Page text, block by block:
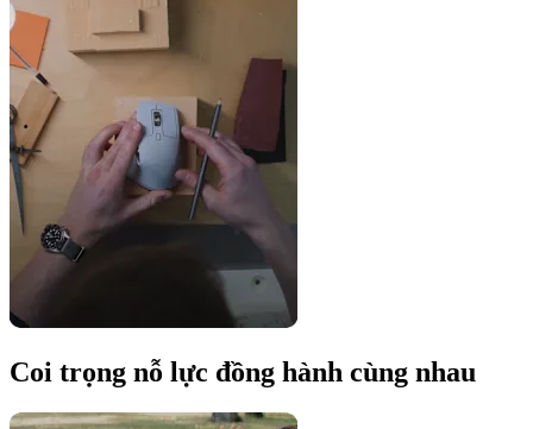
Coi trọng nỗ lực đồng hành cùng nhau